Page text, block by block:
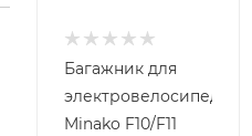
Багажник для
электровелосипеда
Minako F10/F11